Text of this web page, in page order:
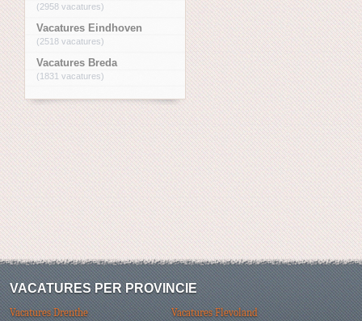
(2958 vacatures)
Vacatures Eindhoven
(2518 vacatures)
Vacatures Breda
(1831 vacatures)
VACATURES PER PROVINCIE
Vacatures Drenthe Vacatures Flevoland